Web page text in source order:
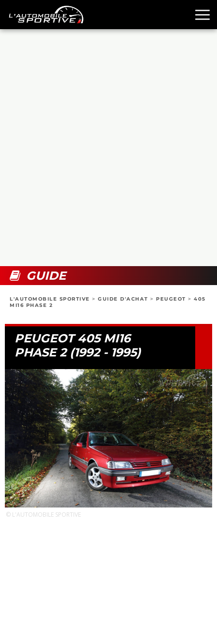
BOUTIQUE
GUIDE
L'AUTOMOBILE SPORTIVE > GUIDE D'ACHAT > PEUGEOT > 405
MI16 PHASE 2
PEUGEOT 405 MI16
PHASE 2 (1992 - 1995)
© L'AUTOMOBILE SPORTIVE